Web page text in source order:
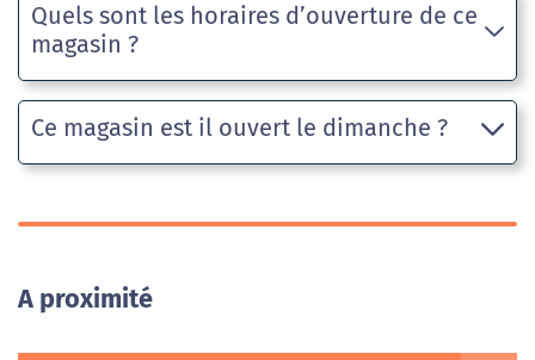
Quels sont les horaires d’ouverture de ce
magasin ?
Ce magasin est il ouvert le dimanche ?
A proximité